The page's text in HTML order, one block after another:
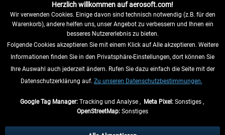
VERTRAG WIDERRUFEN
INFORMATIONEN
Herzlich willkommen auf aerosoft.com!
Wir verwenden Cookies. Einige davon sind technisch notwendig (z.B. für den
Warenkorb), andere helfen uns, unser Angebot zu verbessern und Ihnen ein
besseres Nutzererlebnis zu bieten.
Folgende Cookies akzeptieren Sie mit einem Klick auf Alle akzeptieren. Weitere
Informationen finden Sie in den Privatsphäre-Einstellungen, dort können Sie
Ihre Auswahl auch jederzeit ändern. Rufen Sie dazu einfach die Seite mit der
Datenschutzerklärung auf. Zu unseren Datenschutzbestimmungen.
Google Tag Manager:Tracking und Analyse , Meta Pixel:Sonstiges ,
OpenStreetMap: Sonstiges